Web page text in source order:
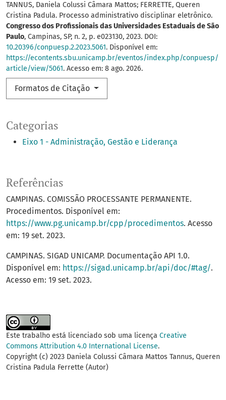
Categorias
Eixo 1 - Administração, Gestão e Liderança
TANNUS, Daniela Colussi Câmara Mattos; FERRETTE, Queren
Cristina Padula. Processo administrativo disciplinar eletrônico.
Congresso dos Profissionais das Universidades Estaduais de São
Paulo, Campinas, SP, n. 2, p. e023130, 2023. DOI:
10.20396/conpuesp.2.2023.5061. Disponível em:
https://econtents.sbu.unicamp.br/eventos/index.php/conpuesp/
article/view/5061. Acesso em: 8 ago. 2026.
Formatos de Citação
Referências
CAMPINAS. COMISSÃO PROCESSANTE PERMANENTE.
Procedimentos. Disponível em:
https://www.pg.unicamp.br/cpp/procedimentos. Acesso
em: 19 set. 2023.
CAMPINAS. SIGAD UNICAMP. Documentação API 1.0.
Disponível em: https://sigad.unicamp.br/api/doc/#tag/.
Acesso em: 19 set. 2023.
Este trabalho está licenciado sob uma licença Creative
Commons Attribution 4.0 International License.
Copyright (c) 2023 Daniela Colussi Câmara Mattos Tannus, Queren
Cristina Padula Ferrette (Autor)